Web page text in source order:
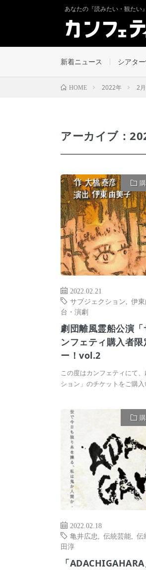
あなたの『読みたい・観たい
新着ニュース シアタ
HOME 2022年 2月
アーカイブ：
2022.02.21
サブジェクション
伊
台・演劇
劇団離風霊船公演
ンフェティ購入者
ー！vol.2
この度はカンフェティにて
ション」のチケットをご購
2022.02.18
亀井広忠
伝統芸能 伝
田淳
「